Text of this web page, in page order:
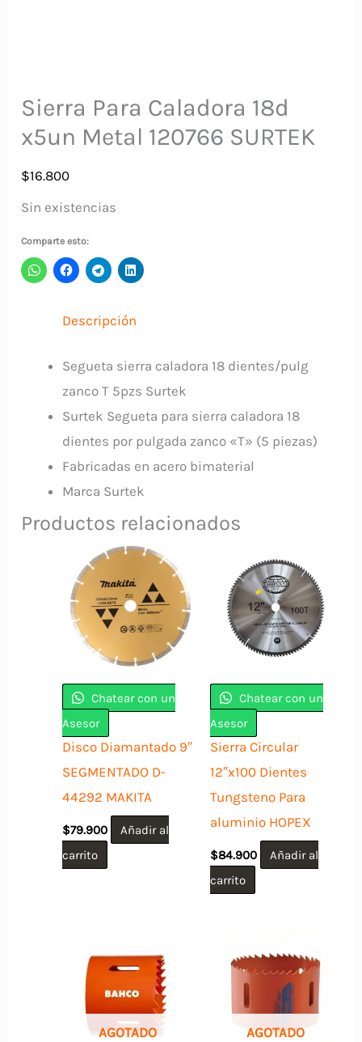
Sierra Para Caladora 18d
x5un Metal 120766 SURTEK
$16.800
Sin existencias
Comparte esto:
Descripción
Segueta sierra caladora 18 dientes/pulg
zanco T 5pzs Surtek
Surtek Segueta para sierra caladora 18
dientes por pulgada zanco «T» (5 piezas)
Fabricadas en acero bimaterial
Marca Surtek
Productos relacionados
Chatear con un
Asesor
Disco Diamantado 9″
SEGMENTADO D-
44292 MAKITA
$79.900
Añadir al
carrito
Chatear con un
Asesor
Sierra Circular
12″x100 Dientes
Tungsteno Para
aluminio HOPEX
$84.900
Añadir al
carrito
AGOTADO AGOTADO